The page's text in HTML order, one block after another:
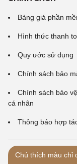
Bảng giá phần
Hình thức thanh
Quy ước sử dụng
Chính sách bảo
Chính sách bảo
cá nhân
Thông báo hợp
Chú thích màu chỉ